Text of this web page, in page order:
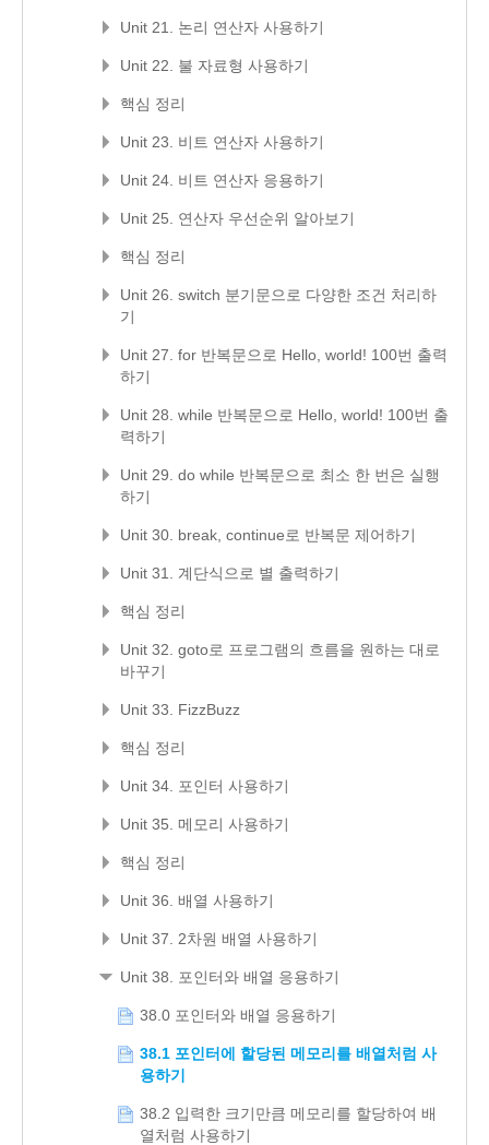
Unit 21. 논리 연산자 사용하기
Unit 22. 불 자료형 사용하기
핵심 정리
Unit 23. 비트 연산자 사용하기
Unit 24. 비트 연산자 응용하기
Unit 25. 연산자 우선순위 알아보기
핵심 정리
Unit 26. switch 분기문으로 다양한 조건 처리하
기
Unit 27. for 반복문으로 Hello, world! 100번 출력
하기
Unit 28. while 반복문으로 Hello, world! 100번 출
력하기
Unit 29. do while 반복문으로 최소 한 번은 실행
하기
Unit 30. break, continue로 반복문 제어하기
Unit 31. 계단식으로 별 출력하기
핵심 정리
Unit 32. goto로 프로그램의 흐름을 원하는 대로
바꾸기
Unit 33. FizzBuzz
핵심 정리
Unit 34. 포인터 사용하기
Unit 35. 메모리 사용하기
핵심 정리
Unit 36. 배열 사용하기
Unit 37. 2차원 배열 사용하기
Unit 38. 포인터와 배열 응용하기
38.0 포인터와 배열 응용하기
38.1 포인터에 할당된 메모리를 배열처럼 사
용하기
38.2 입력한 크기만큼 메모리를 할당하여 배
열처럼 사용하기